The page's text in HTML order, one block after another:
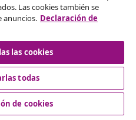
pedido.
contrato
Las cookies también se
anuncios. Declaración de
las cookies
todas
de cookies